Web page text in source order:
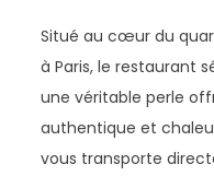
Situé au cœur du
à Paris, le restaurant
une véritable perle
authentique et
vous transporte